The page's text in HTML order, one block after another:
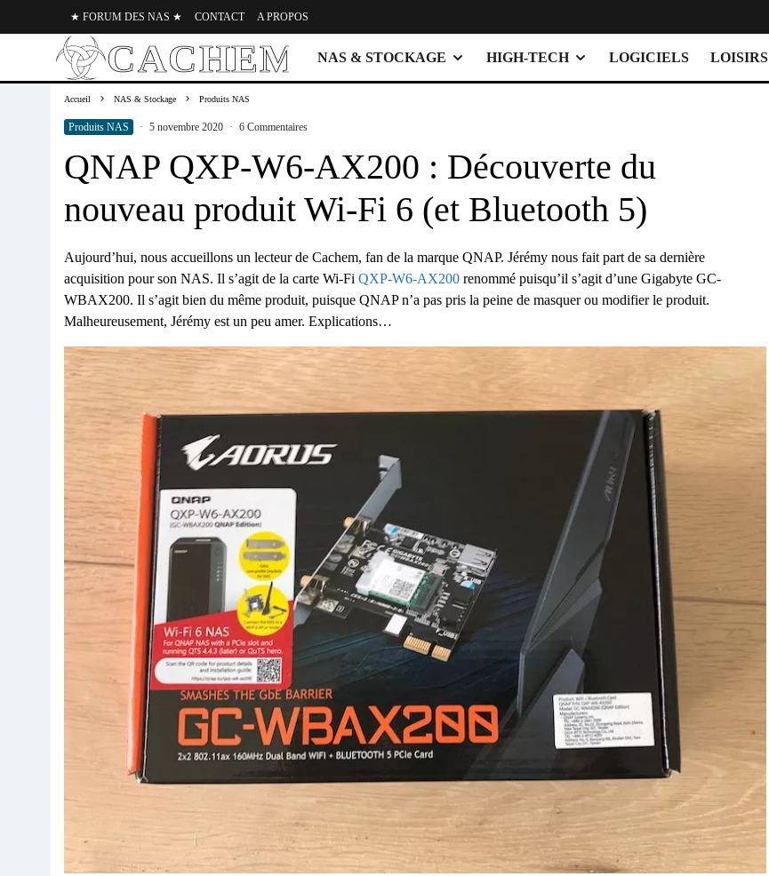
★ FORUM DES NAS ★ CONTACT A PROPOS
NAS & STOCKAGE HIGH-TECH LOGICIELS LOISIRS
Accueil NAS & Stockage Produits NAS
Produits NAS · 5 novembre 2020 · 6 Commentaires
QNAP QXP-W6-AX200 : Découverte du
nouveau produit Wi-Fi 6 (et Bluetooth 5)
Aujourd’hui, nous accueillons un lecteur de Cachem, fan de la marque QNAP. Jérémy nous fait part de sa dernière
acquisition pour son NAS. Il s’agit de la carte Wi-Fi QXP-W6-AX200 renommé puisqu’il s’agit d’une Gigabyte GC-
WBAX200. Il s’agit bien du même produit, puisque QNAP n’a pas pris la peine de masquer ou modifier le produit.
Malheureusement, Jérémy est un peu amer. Explications…